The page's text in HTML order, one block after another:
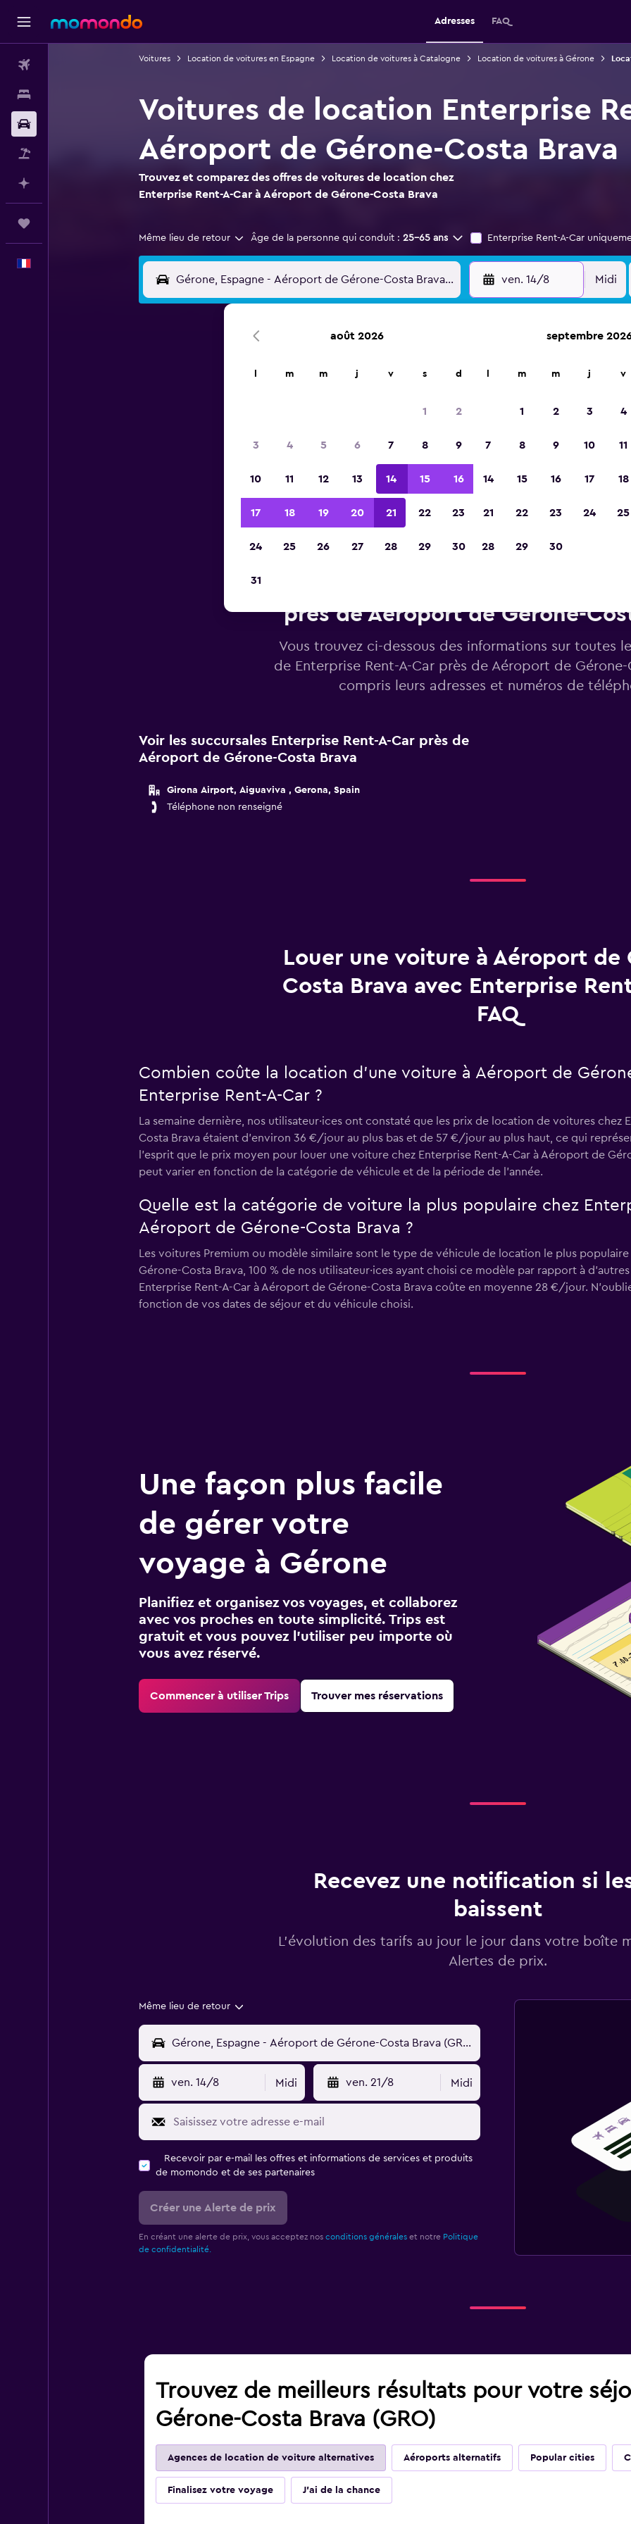
Adresses FAQ
Voitures Location de voitures en Espagne Location de voitures à Catalogne Location de voitures à Gérone
Voitures de location Enterprise
Aéroport de Gérone-Costa Brava
Trouvez et comparez des offres de voitures de location chez
Enterprise Rent-A-Car à Aéroport de Gérone-Costa Brava
Même lieu de retour Âge de la personne qui conduit : 25-65 ans Enterprise Rent-A-Car
ven. 14/8 Midi
2023
près de Aéroport de Gérone-
Vous trouvez ci-dessous des informations sur toutes
de Enterprise Rent-A-Car près de Aéroport de
compris leurs adresses et numéros de
Voir les succursales Enterprise Rent-A-Car près de
Aéroport de Gérone-Costa Brava
Girona Airport, Aiguaviva , Gerona, Spain
Téléphone non renseigné
Louer une voiture à Aéroport de
Costa Brava avec Enterprise
FAQ
Combien coûte la location d’une voiture à Aéroport de
Enterprise Rent-A-Car ?
La semaine dernière, nos utilisateur·ices ont constaté que les prix de location de voitures chez
Costa Brava étaient d’environ 36 €/jour au plus bas et de 57 €/jour au plus haut, ce qui
l’esprit que le prix moyen pour louer une voiture chez Enterprise Rent-A-Car à Aéroport de
peut varier en fonction de la catégorie de véhicule et de la période de l’année.
Quelle est la catégorie de voiture la plus populaire chez
Aéroport de Gérone-Costa Brava ?
Les voitures Premium ou modèle similaire sont le type de véhicule de location le plus
Gérone-Costa Brava, 100 % de nos utilisateur·ices ayant choisi ce modèle par rapport à
Enterprise Rent-A-Car à Aéroport de Gérone-Costa Brava coûte en moyenne 28 €/jour.
fonction de vos dates de séjour et du véhicule choisi.
Une façon plus facile
de gérer votre
voyage à Gérone
Planifiez et organisez vos voyages, et collaborez
avec vos proches en toute simplicité. Trips est
gratuit et vous pouvez l’utiliser peu importe où
vous avez réservé.
Commencer à utiliser Trips Trouver mes réservations
Recevez une notification si
baissent
L’évolution des tarifs au jour le jour dans votre boîte
Alertes de prix.
Même lieu de retour
ven. 14/8 Midi ven. 21/8 Midi
Recevoir par e-mail les offres et informations de services et produits
de momondo et de ses partenaires
Créer une Alerte de prix
En créant une alerte de prix, vous acceptez nos conditions généraleset notre Politique
de confidentialité.
Trouvez de meilleurs résultats pour votre
Gérone-Costa Brava (GRO)
Agences de location de voiture alternatives Aéroports alternatifs Popular cities
Finalisez votre voyage J'ai de la chance
août 2026
m m j v s d
1 2
3 4 5 6 7 8 9
10 11 12 13 14 15 16
17 18 19 20 21 22 23
24 25 26 27 28 29 30
31
septembre
m m j v
1 2 3 4
7 8 9 10 11
14 15 16 17 18
21 22 23 24 25
28 29 30